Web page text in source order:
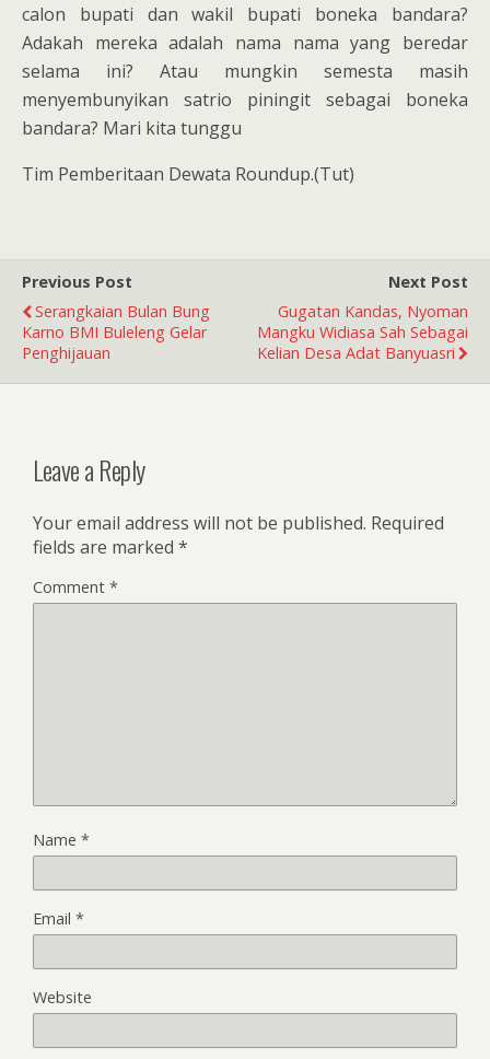
calon bupati dan wakil bupati boneka bandara?
Adakah mereka adalah nama nama yang beredar
selama ini? Atau mungkin semesta masih
menyembunyikan satrio piningit sebagai boneka
bandara? Mari kita tunggu
Tim Pemberitaan Dewata Roundup.(Tut)
Previous Post
Serangkaian Bulan Bung
Karno BMI Buleleng Gelar
Penghijauan
Next Post
Gugatan Kandas, Nyoman
Mangku Widiasa Sah Sebagai
Kelian Desa Adat Banyuasri
Leave a Reply
Your email address will not be published. Required
fields are marked *
Comment *
Name *
Email *
Website